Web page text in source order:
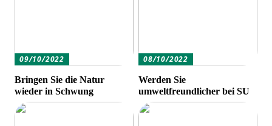
09/10/2022
Bringen Sie die Natur
wieder in Schwung
08/10/2022
Werden Sie
umweltfreundlicher bei SU